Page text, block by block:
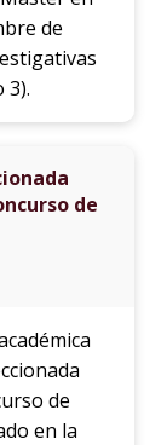
de
3).
de
de
en la